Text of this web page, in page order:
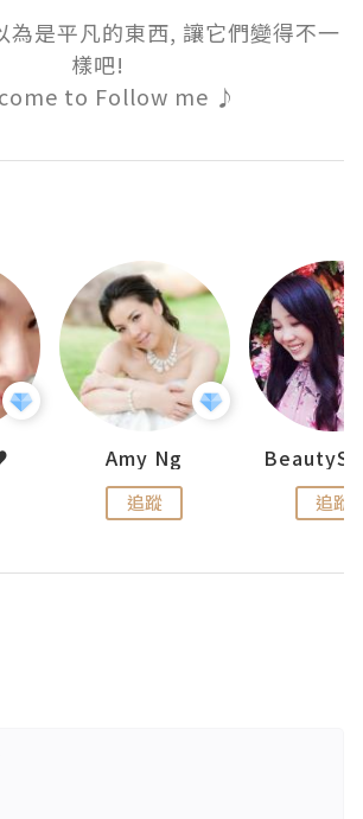
為是平凡的東西, 讓它們變得不一
樣吧!
to Follow me ♪
Amy Ng
追蹤 追蹤